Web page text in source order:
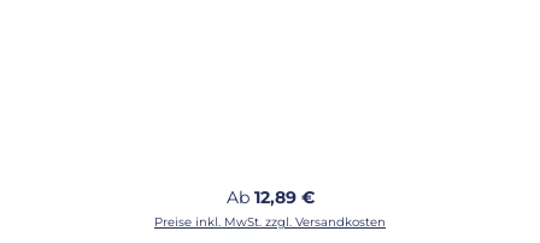
Regulärer Preis:
Ab 12,89 €
Preise inkl. MwSt. zzgl. Versandkosten